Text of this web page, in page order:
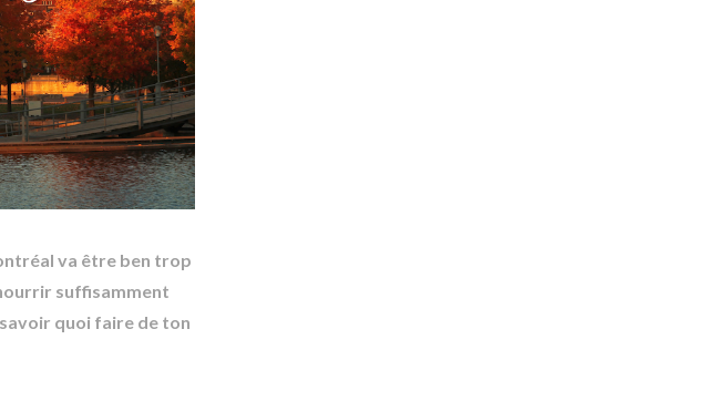
va être ben trop
suffisamment
savoir quoi faire de ton